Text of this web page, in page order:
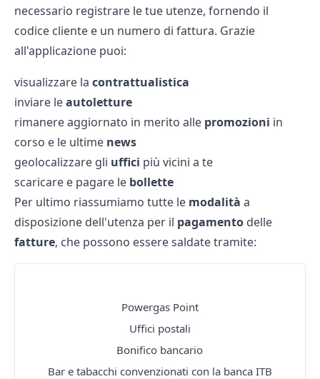
necessario registrare le tue utenze, fornendo il
codice cliente e un numero di fattura. Grazie
all'applicazione puoi:
visualizzare la contrattualistica
inviare leautoletture
rimanere aggiornato in merito alle promozioni in
corso e le ultime news
geolocalizzare gli uffici più vicini a te
scaricare e pagare le bollette
Per ultimo riassumiamo tutte le modalità a
disposizione dell'utenza per il pagamento delle
fatture, che possono essere saldate tramite:
Powergas Point
Uffici postali
Bonifico bancario
Bar e tabacchi convenzionati con la banca ITB